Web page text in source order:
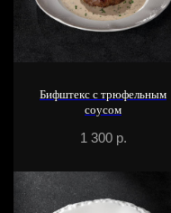
Бифштекс с трюфельным
соусом
1 300 р.